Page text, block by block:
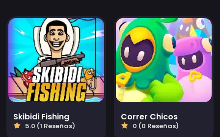
Skibidi Fishing
5.0 (1 Reseñas)
Correr Chicos
0 (0 Reseñas)